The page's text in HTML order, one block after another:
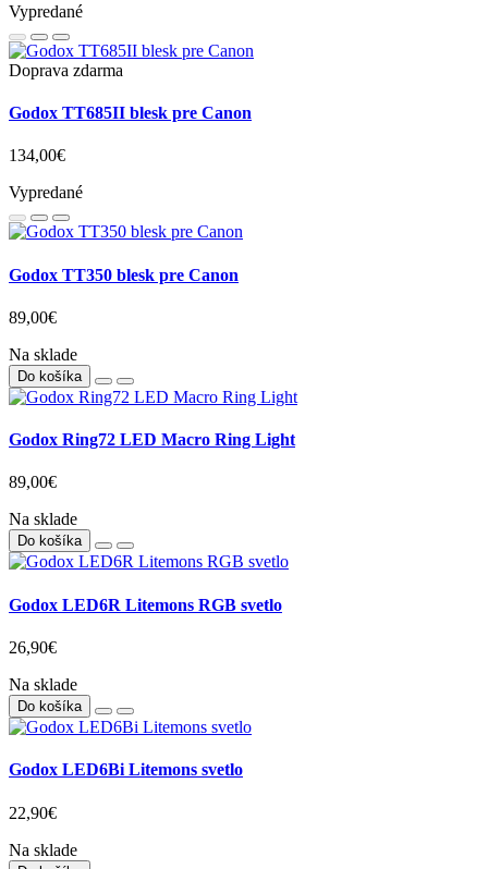
Vypredané
Doprava zdarma
Godox TT685II blesk pre Canon
134,00€
Vypredané
Godox TT350 blesk pre Canon
89,00€
Na sklade
Do košíka
Godox Ring72 LED Macro Ring Light
89,00€
Na sklade
Do košíka
Godox LED6R Litemons RGB svetlo
26,90€
Na sklade
Do košíka
Godox LED6Bi Litemons svetlo
22,90€
Na sklade